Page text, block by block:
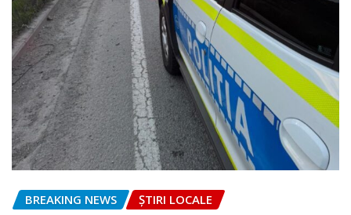
BREAKING NEWS ȘTIRI LOCALE